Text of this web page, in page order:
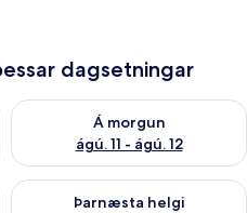
dagsetningar
ágú. 11
Á morgun
ágú. 11 - ágú. 12
Athuga framboð á morgun
14 - ágú. 16
Þarnæsta helgi
Athuga framboð þarnæstu